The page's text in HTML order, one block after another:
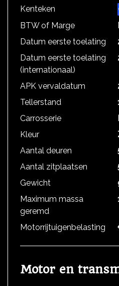
Kenteken
BTW of Marge
Datum eerste toelating
Datum eerste toelating
(internationaal)
APK vervaldatum
Tellerstand
Carrosserie
Kleur
Aantal deuren
Aantal zitplaatsen
Gewicht
Maximum massa
geremd
Motorrijtuigenbelasting
Motor en